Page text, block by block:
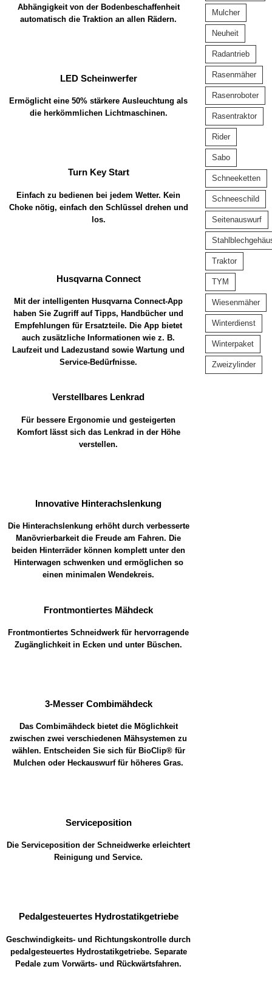
Abhängigkeit von der Bodenbeschaffenheit
automatisch die Traktion an allen Rädern.
LED Scheinwerfer
Ermöglicht eine 50% stärkere Ausleuchtung als
die herkömmlichen Lichtmaschinen.
Turn Key Start
Einfach zu bedienen bei jedem Wetter. Kein
Choke nötig, einfach den Schlüssel drehen und
los.
Husqvarna Connect
Mit der intelligenten Husqvarna Connect-App
haben Sie Zugriff auf Tipps, Handbücher und
Empfehlungen für Ersatzteile. Die App bietet
auch zusätzliche Informationen wie z. B.
Laufzeit und Ladezustand sowie Wartung und
Service-Bedürfnisse.
Verstellbares Lenkrad
Für bessere Ergonomie und gesteigerten
Komfort lässt sich das Lenkrad in der Höhe
verstellen.
Innovative Hinterachslenkung
Die Hinterachslenkung erhöht durch verbesserte
Manövrierbarkeit die Freude am Fahren. Die
beiden Hinterräder können komplett unter den
Hinterwagen schwenken und ermöglichen so
einen minimalen Wendekreis.
Frontmontiertes Mähdeck
Frontmontiertes Schneidwerk für hervorragende
Zugänglichkeit in Ecken und unter Büschen.
3-Messer Combimähdeck
Das Combimähdeck bietet die Möglichkeit
zwischen zwei verschiedenen Mähsystemen zu
wählen. Entscheiden Sie sich für BioClip® für
Mulchen oder Heckauswurf für höheres Gras.
Serviceposition
Die Serviceposition der Schneidwerke erleichtert
Reinigung und Service.
Pedalgesteuertes Hydrostatikgetriebe
Geschwindigkeits- und Richtungskontrolle durch
pedalgesteuertes Hydrostatikgetriebe. Separate
Pedale zum Vorwärts- und Rückwärtsfahren.
Mulcher
Neuheit
Radantrieb
Rasenmäher
Rasenroboter
Rasentraktor
Rider
Sabo
Schneeketten
Schneeschild
Seitenauswurf
Traktor
TYM
Wiesenmäher
Winterdienst
Winterpaket
Zweizylinder